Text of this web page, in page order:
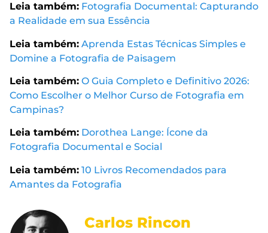
Leia também: Fotografia Documental: Capturando
a Realidade em sua Essência
Leia também: Aprenda Estas Técnicas Simples e
Domine a Fotografia de Paisagem
Leia também: O Guia Completo e Definitivo 2026:
Como Escolher o Melhor Curso de Fotografia em
Campinas?
Leia também: Dorothea Lange: Ícone da
Fotografia Documental e Social
Leia também: 10 Livros Recomendados para
Amantes da Fotografia
Carlos Rincon